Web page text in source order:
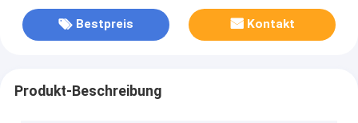
Bestpreis Kontakt
Produkt-Beschreibung